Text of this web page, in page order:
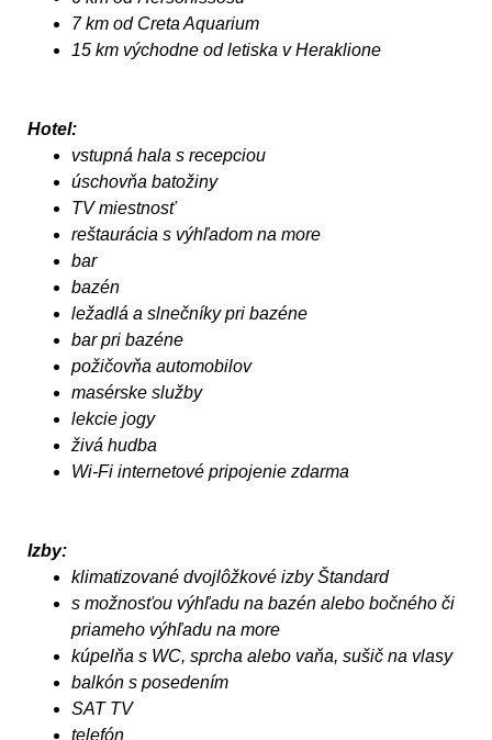
7 km od Creta Aquarium
15 km východne od letiska v Heraklione
Hotel:
vstupná hala s recepciou
úschovňa batožiny
TV miestnosť
reštaurácia s výhľadom na more
bar
bazén
ležadlá a slnečníky pri bazéne
bar pri bazéne
požičovňa automobilov
masérske služby
lekcie jogy
živá hudba
Wi-Fi internetové pripojenie zdarma
Izby:
klimatizované dvojlôžkové izby Štandard
s možnosťou výhľadu na bazén alebo bočného či
priameho výhľadu na more
kúpelňa s WC, sprcha alebo vaňa, sušič na vlasy
balkón s posedením
SAT TV
telefón